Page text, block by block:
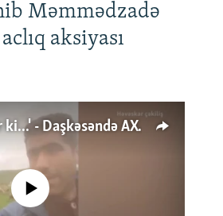
Məmmədzadə
aksiyası
'Məni təpiklədilər ki...' - Daşkəsəndə AXCP fəalının yaxınları onun həbsinə etiraz edirlər
currently available